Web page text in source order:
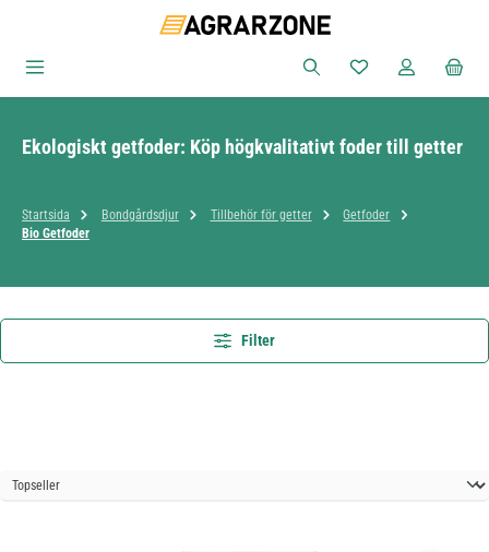
Du har 0 objekt i
Ekologiskt getfoder: Köp högkvalitativt foder till getter
Startsida Bondgårdsdjur Tillbehör för getter
Getfoder
Bio Getfoder
Filter